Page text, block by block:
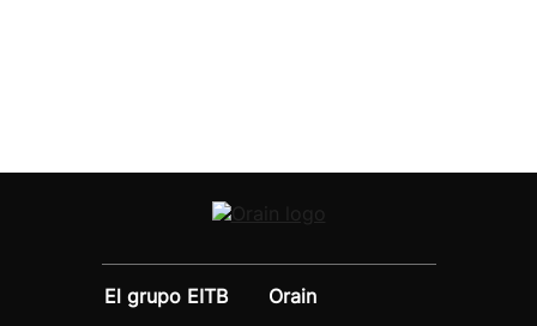
El grupo EITB
Orain